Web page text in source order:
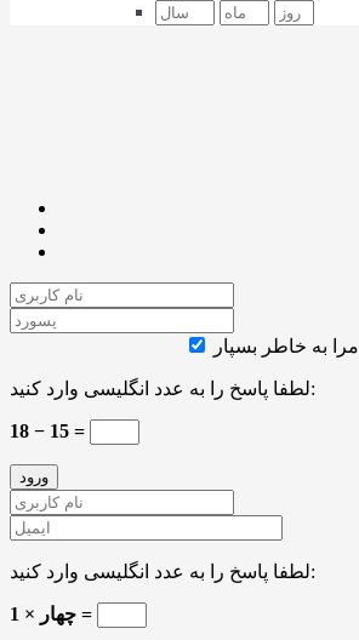
مرا به خاطر بسپار
لطفا پاسخ را به عدد انگلیسی وارد کنید:
18 − 15 =
لطفا پاسخ را به عدد انگلیسی وارد کنید:
چهار × 1 =